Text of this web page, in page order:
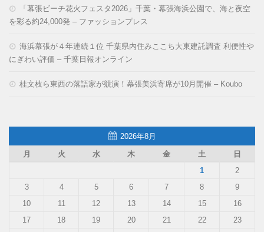
「幕張ビーチ花火フェスタ2026」千葉・幕張海浜公園で、海と夜空
を彩る約24,000発 – ファッションプレス
海浜幕張が４年連続１位 千葉県内住みここち大東建託調査 利便性や
にぎわい評価 – 千葉日報オンライン
桂文枝ら東西の落語家が競演！幕張美浜寄席が10月開催 – Koubo
2026年8月
月
火 水 木 金 土
日
1
2
3
4 5 6 7 8
9
10
11 12 13 14 15
16
17
18 19 20 21 22
23